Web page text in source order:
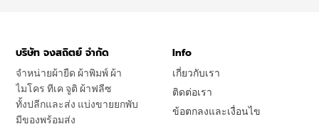
บริษัท จงสถิตย์ จำกัด
จำหน่ายผ้ายืด ผ้าพิมพ์ ผ้า
ไมโคร ทีเค จูติ ผ้าฟลีซ
ทั้งปลีกและส่ง แบ่งขายยกพับ
มีของพร้อมส่ง
Info
เกี่ยวกับเรา
ติดต่อเรา
ข้อตกลงและเงื่อนไข